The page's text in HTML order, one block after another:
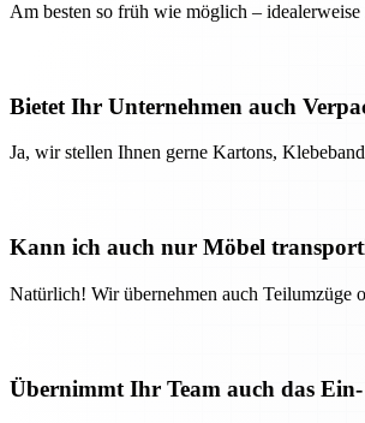
Am besten so früh wie möglich –
Bietet Ihr Unternehmen auch
Ja, wir stellen Ihnen gerne Kartons,
Kann ich auch nur Möbel
Natürlich! Wir übernehmen auch Teilumzüge
Übernimmt Ihr Team auch das